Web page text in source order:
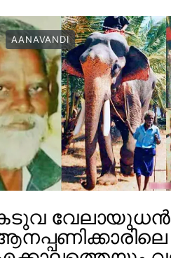
AANAVANDI
വേലായുധൻ